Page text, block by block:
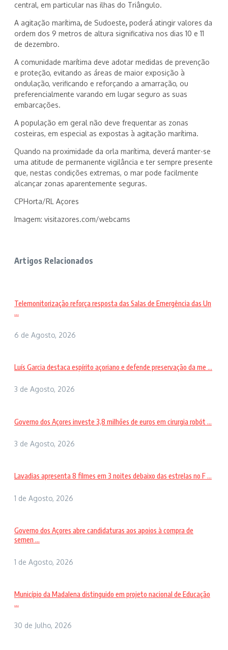
central, em particular nas ilhas do Triângulo.
A agitação marítima, de Sudoeste, poderá atingir valores da
ordem dos 9 metros de altura significativa nos dias 10 e 11
de dezembro.
A comunidade marítima deve adotar medidas de prevenção
e proteção, evitando as áreas de maior exposição à
ondulação, verificando e reforçando a amarração, ou
preferencialmente varando em lugar seguro as suas
embarcações.
A população em geral não deve frequentar as zonas
costeiras, em especial as expostas à agitação marítima.
Quando na proximidade da orla marítima, deverá manter-se
uma atitude de permanente vigilância e ter sempre presente
que, nestas condições extremas, o mar pode facilmente
alcançar zonas aparentemente seguras.
CPHorta/RL Açores
Imagem: visitazores.com/webcams
Artigos Relacionados
Telemonitorização reforça resposta das Salas de Emergência das Un
...
6 de Agosto, 2026
Luís Garcia destaca espírito açoriano e defende preservação da me ...
3 de Agosto, 2026
Governo dos Açores investe 3,8 milhões de euros em cirurgia robót ...
3 de Agosto, 2026
Lavadias apresenta 8 filmes em 3 noites debaixo das estrelas no F ...
1 de Agosto, 2026
Governo dos Açores abre candidaturas aos apoios à compra de
semen ...
1 de Agosto, 2026
Município da Madalena distinguido em projeto nacional de Educação
...
30 de Julho, 2026